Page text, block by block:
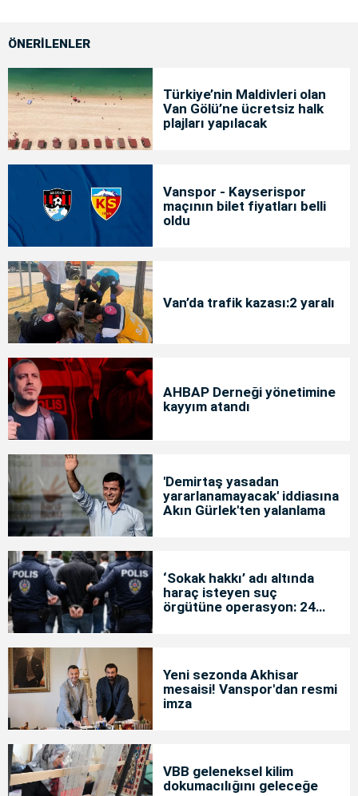
ÖNERİLENLER
Türkiye’nin Maldivleri olan
Van Gölü’ne ücretsiz halk
plajları yapılacak
Vanspor - Kayserispor
maçının bilet fiyatları belli
oldu
Van’da trafik kazası:2 yaralı
AHBAP Derneği yönetimine
kayyım atandı
'Demirtaş yasadan
yararlanamayacak' iddiasına
Akın Gürlek'ten yalanlama
‘Sokak hakkı’ adı altında
haraç isteyen suç
örgütüne operasyon: 24
Yeni sezonda Akhisar
mesaisi! Vanspor'dan resmi
imza
VBB geleneksel kilim
dokumacılığını geleceğe